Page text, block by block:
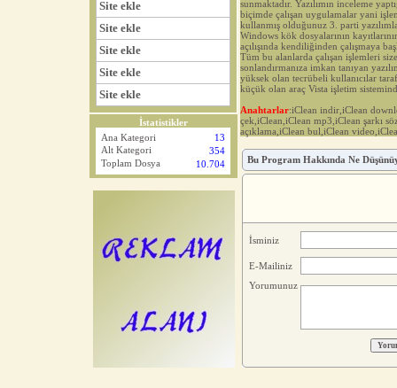
Site ekle
Site ekle
Site ekle
Site ekle
Site ekle
İstatistikler
Ana Kategori
13
Alt Kategori
354
Toplam Dosya 10.704
sunmaktadır. Yazılımın inceleme
biçimde çalışan uygulamalar yani
kullanmış olduğunuz 3. parti
Windows kök dosyalarının
açılışında kendiliğinden çalışmaya
Tüm bu alanlarda çalışan işlemleri
sonlandırmanıza imkan tanıyan
yüksek olan tecrübeli kullanıcılar
küçük olan araç Vista işletim
Anahtarlar:iClean indir,iClean
çek,iClean,iClean mp3,iClean şarkı
açıklama,iClean bul,iClean
Bu Program Hakkında Ne
İsminiz
E-Mailiniz
Yorumunuz